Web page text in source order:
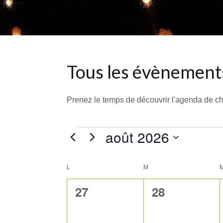
Tous les
Prenez le temps de découvrir l'agenda de
Évènements
août 2026
date.
Calendrier
de
L M
0
27
0
28